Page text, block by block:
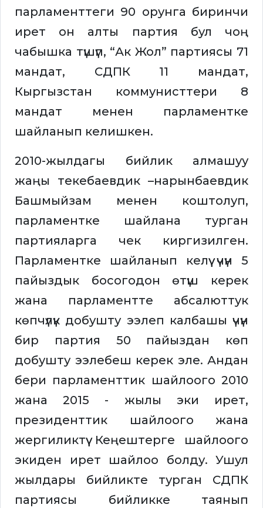
парламенттеги 90 орунга биринчи
ирет он алты партия бул чоң
чабышка түшүп, “Ак Жол” партиясы 71
мандат, СДПК 11 мандат,
Кыргызстан коммунисттери 8
мандат менен парламентке
шайланып келишкен.
2010-жылдагы бийлик алмашуу
жаңы текебаевдик –нарынбаевдик
Башмыйзам менен коштолуп,
парламентке шайлана турган
партияларга чек киргизилген.
Парламентке шайланып келүү үчүн 5
пайыздык босогодон өтүш керек
жана парламентте абсалюттук
көпчүлүк добушту ээлеп калбашы үчүн
бир партия 50 пайыздан көп
добушту ээлебеш керек эле. Андан
бери парламенттик шайлоого 2010
жана 2015 - жылы эки ирет,
президенттик шайлоого жана
жергиликтүү Кеңештерге шайлоого
экиден ирет шайлоо болду. Ушул
жылдары бийликте турган СДПК
партиясы бийликке таянып